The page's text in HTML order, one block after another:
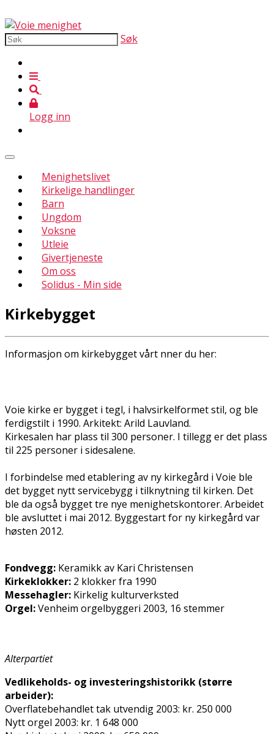
Søk
Logg inn
Menighetslivet
Kirkelige handlinger
Barn
Ungdom
Voksne
Utleie
Givertjeneste
Om oss
Solidus - Min side
Kirkebygget
Informasjon om kirkebygget vårt finner du her:
Voie kirke er bygget i tegl, i halvsirkelformet stil, og ble
ferdigstilt i 1990. Arkitekt: Arild Lauvland.
Kirkesalen har plass til 300 personer. I tillegg er det plass
til 225 personer i sidesalene.
I forbindelse med etablering av ny kirkegård i Voie ble
det bygget nytt servicebygg i tilknytning til kirken. Det
ble da også bygget tre nye menighetskontorer. Arbeidet
ble avsluttet i mai 2012. Byggestart for ny kirkegård var
høsten 2012.
Fondvegg: Keramikk av Kari Christensen
Kirkeklokker: 2 klokker fra 1990
Messehagler: Kirkelig kulturverksted
Orgel:Venheim orgelbyggeri 2003, 16 stemmer
Alterpartiet
Vedlikeholds- og investeringshistorikk (større
arbeider):
Overflatebehandlet tak utvendig 2003: kr. 250 000
Nytt orgel 2003: kr. 1 648 000